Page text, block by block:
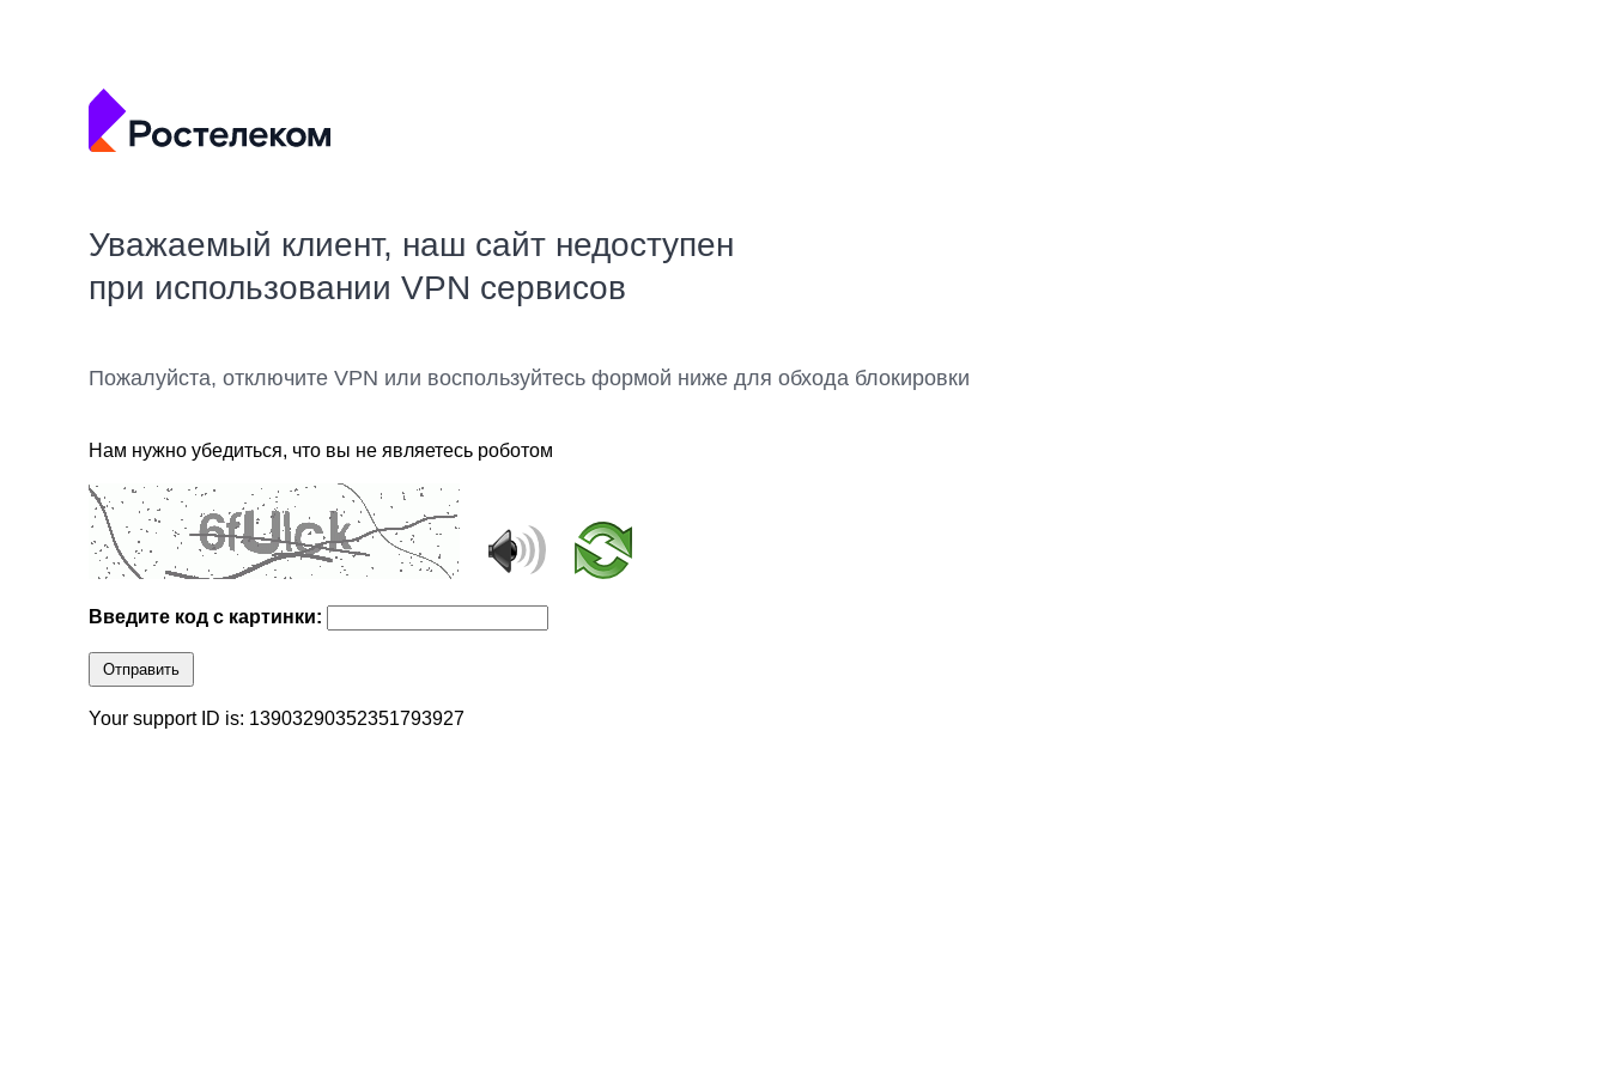
Уважаемый клиент, наш сайт недоступен
при использовании VPN сервисов
Пожалуйста, отключите VPN или воспользуйтесь формой ниже для обхода блокировки
Нам нужно убедиться, что вы не являетесь роботом
Введите код с картинки:
Отправить
Your support ID is: 13903290352351793927